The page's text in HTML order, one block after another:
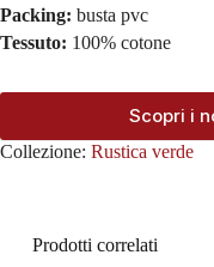
Packing: busta pvc
Tessuto: 100% cotone
Scopri i
Collezione: Rustica verde
Prodotti correlati